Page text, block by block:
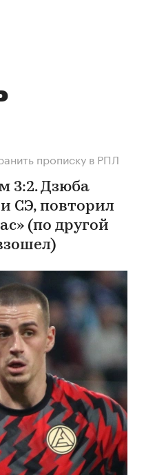
прописку в РПЛ
3:2. Дзюба
СЭ, повторил
(по другой